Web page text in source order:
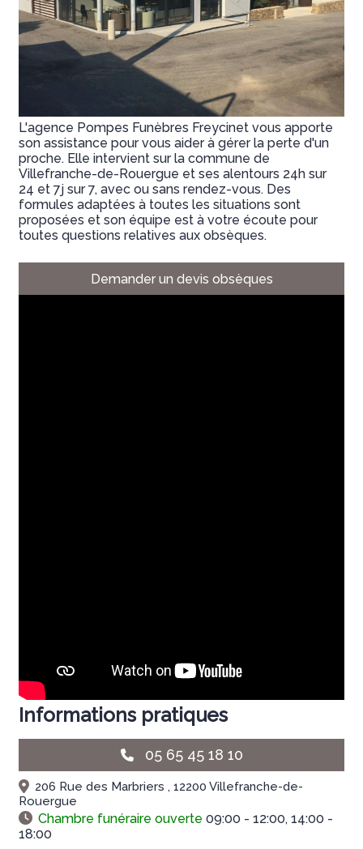
L'agence Pompes Funèbres Freycinet vous apporte
son assistance pour vous aider à gérer la perte d'un
proche. Elle intervient sur la commune de
Villefranche-de-Rouergue et ses alentours 24h sur
24 et 7j sur 7, avec ou sans rendez-vous. Des
formules adaptées à toutes les situations sont
proposées et son équipe est à votre écoute pour
toutes questions relatives aux obsèques.
Demander un devis obsèques
Informations pratiques
05 65 45 18 10
206 Rue des Marbriers , 12200 Villefranche-de-
Rouergue
Chambre funéraire ouverte 09:00 - 12:00, 14:00 -
18:00